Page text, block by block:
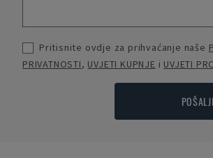
Pritisnite ovdje za prihvaćanje naše
PRIVATNOSTI, UVJETI KUPNJE i UVJETI